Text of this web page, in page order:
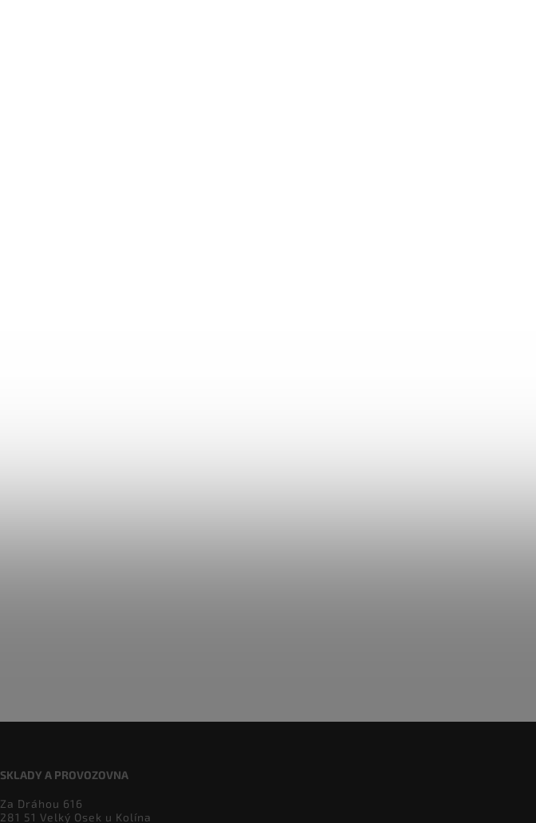
SKLADY A PROVOZOVNA
Za Dráhou 616
281 51 Velký Osek u Kolína